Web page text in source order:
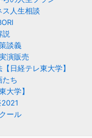
ス人生相談
説
談義
演販売
日経テレ東大学】
たち
大学】
ール